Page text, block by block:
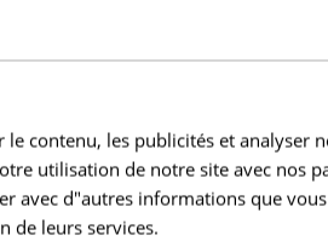
contenu, les publicités et analyser
utilisation de notre site avec nos
avec d"autres informations que
de leurs services.